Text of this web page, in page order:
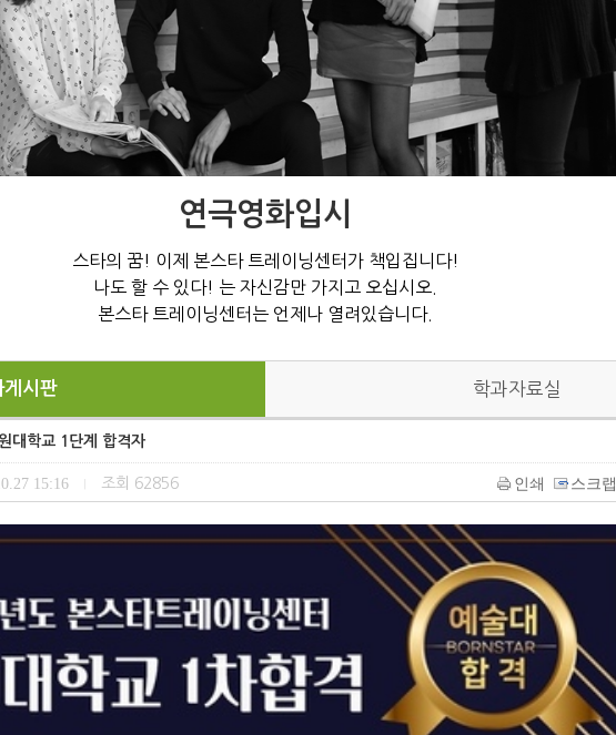
연극영화입시
스타의 꿈! 이제 본스타 트레이닝센터가 책입집니다!
나도 할 수 있다! 는 자신감만 가지고 오십시오.
본스타 트레이닝센터는 언제나 열려있습니다.
게시판 학과자료실
대학교 1단계 합격자
15:16 조회 62856 인쇄 스크랩